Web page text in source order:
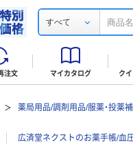
すべて
注文 マイカタログ ク
薬局用品/調剤用品/服薬・投薬
広済堂ネクストのお薬手帳/血